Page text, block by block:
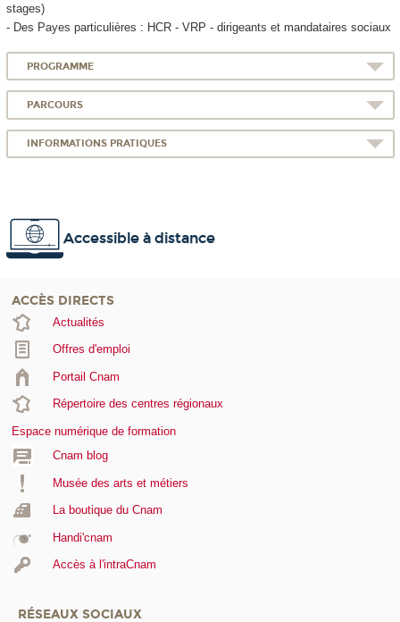
stages)
- Des Payes particulières : HCR - VRP - dirigeants et mandataires sociaux
PROGRAMME
PARCOURS
INFORMATIONS PRATIQUES
Accessible à distance
ACCÈS DIRECTS
Actualités
Offres d'emploi
Portail Cnam
Répertoire des centres régionaux
Espace numérique de formation
Cnam blog
Musée des arts et métiers
La boutique du Cnam
Handi'cnam
Accès à l'intraCnam
RÉSEAUX SOCIAUX